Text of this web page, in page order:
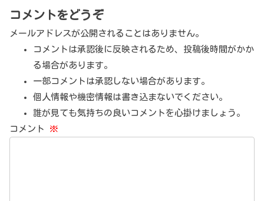
コメントをどうぞ
メールアドレスが公開されることはありません。
コメントは承認後に反映されるため、投稿後時間がかか
る場合があります。
一部コメントは承認しない場合があります。
個人情報や機密情報は書き込まないでください。
誰が見ても気持ちの良いコメントを心掛けましょう。
コメント ※